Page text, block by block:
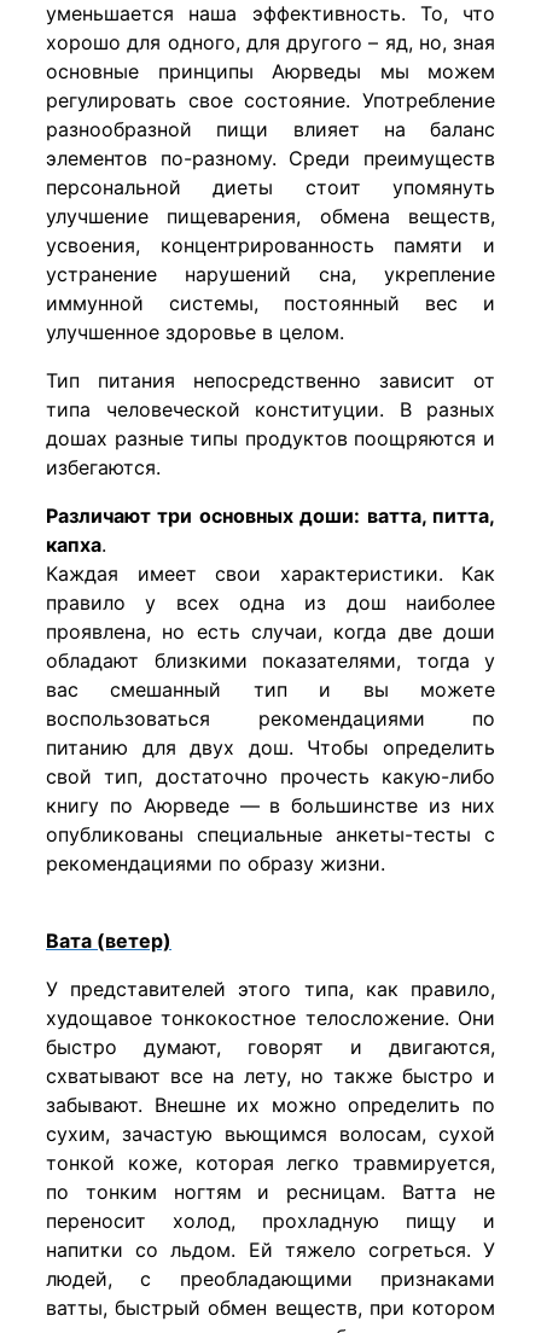
уменьшается наша эффективность. То, что
хорошо для одного, для другого – яд, но, зная
основные принципы Аюрведы мы можем
регулировать свое состояние. Употребление
разнообразной пищи влияет на баланс
элементов по-разному. Среди преимуществ
персональной диеты стоит упомянуть
улучшение пищеварения, обмена веществ,
усвоения, концентрированность памяти и
устранение нарушений сна, укрепление
иммунной системы, постоянный вес и
улучшенное здоровье в целом.
Тип питания непосредственно зависит от
типа человеческой конституции. В разных
дошах разные типы продуктов поощряются и
избегаются.
Различают три основных доши: ватта, питта,
капха.
Каждая имеет свои характеристики. Как
правило у всех одна из дош наиболее
проявлена, но есть случаи, когда две доши
обладают близкими показателями, тогда у
вас смешанный тип и вы можете
воспользоваться рекомендациями по
питанию для двух дош. Чтобы определить
свой тип, достаточно прочесть какую-либо
книгу по Аюрведе — в большинстве из них
опубликованы специальные анкеты-тесты с
рекомендациями по образу жизни.
Вата (ветер)
У представителей этого типа, как правило,
худощавое тонкокостное телосложение. Они
быстро думают, говорят и двигаются,
схватывают все на лету, но также быстро и
забывают. Внешне их можно определить по
сухим, зачастую вьющимся волосам, сухой
тонкой коже, которая легко травмируется,
по тонким ногтям и ресницам. Ватта не
переносит холод, прохладную пищу и
напитки со льдом. Ей тяжело согреться. У
людей, с преобладающими признаками
ватты, быстрый обмен веществ, при котором